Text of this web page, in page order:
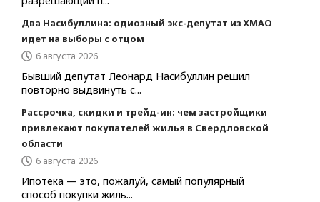
Два Насибуллина: одиозный экс-депутат из ХМАО
идет на выборы с отцом
6 августа 2026
Бывший депутат Леонард Насибуллин решил
повторно выдвинуть с...
Рассрочка, скидки и трейд-ин: чем застройщики
привлекают покупателей жилья в Свердловской
области
6 августа 2026
Ипотека — это, пожалуй, самый популярный
способ покупки жиль...